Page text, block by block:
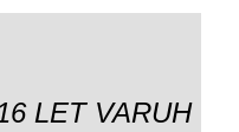
LET VARUH